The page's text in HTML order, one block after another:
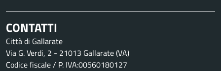
CONTATTI
Città di Gallarate
Via G. Verdi, 2 - 21013 Gallarate (VA)
Codice fiscale / P. IVA:00560180127